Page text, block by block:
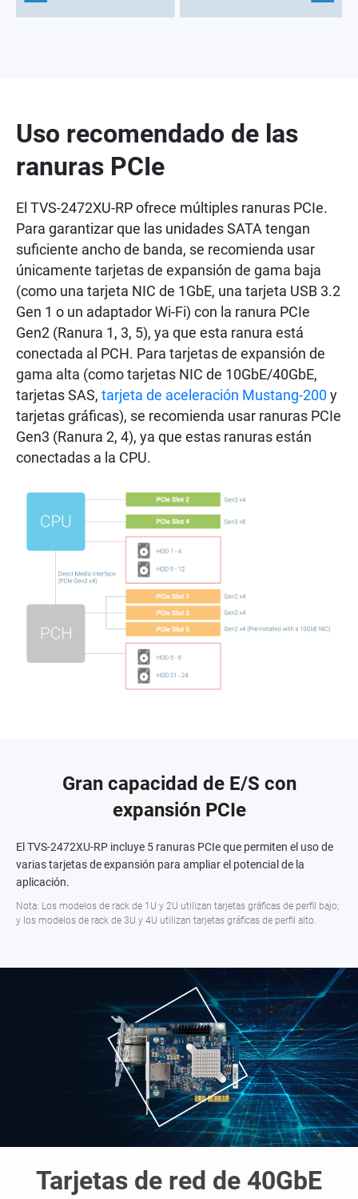
Uso recomendado de las
ranuras PCIe
El TVS-2472XU-RP ofrece múltiples ranuras PCIe.
Para garantizar que las unidades SATA tengan
suficiente ancho de banda, se recomienda usar
únicamente tarjetas de expansión de gama baja
(como una tarjeta NIC de 1GbE, una tarjeta USB 3.2
Gen 1 o un adaptador Wi-Fi) con la ranura PCIe
Gen2 (Ranura 1, 3, 5), ya que esta ranura está
conectada al PCH. Para tarjetas de expansión de
gama alta (como tarjetas NIC de 10GbE/40GbE,
tarjetas SAS, tarjeta de aceleración Mustang-200 y
tarjetas gráficas), se recomienda usar ranuras PCIe
Gen3 (Ranura 2, 4), ya que estas ranuras están
conectadas a la CPU.
Gran capacidad de E/S con
expansión PCIe
El TVS-2472XU-RP incluye 5 ranuras PCIe que permiten el uso de
varias tarjetas de expansión para ampliar el potencial de la
aplicación.
Nota: Los modelos de rack de 1U y 2U utilizan tarjetas gráficas de perfil bajo;
y los modelos de rack de 3U y 4U utilizan tarjetas gráficas de perfil alto.
Tarjetas de red de 40GbE